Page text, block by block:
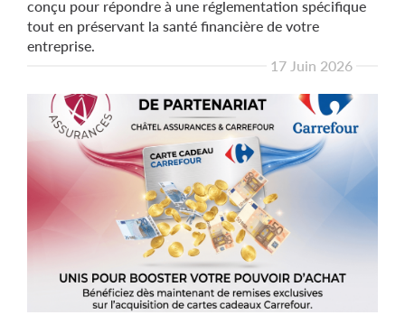
conçu pour répondre à une réglementation spécifique
tout en préservant la santé financière de votre
entreprise.
17 Juin 2026